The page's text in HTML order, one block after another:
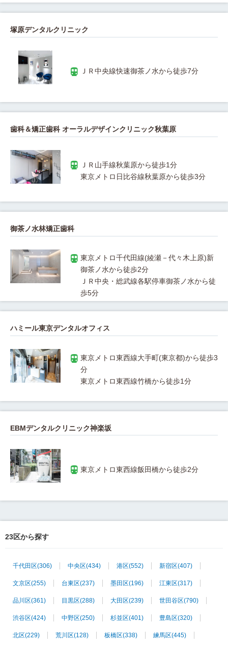
塚原デンタルクリニック
歯科＆矯正歯科 オーラルデザインクリニック秋葉原
御茶ノ水林矯正歯科
東京メトロ千代田線(綾瀬－代々木上原)新
ＪＲ中央・総武線各駅停車御茶ノ水から徒
ハミール東京デンタルオフィス
東京メトロ東西線大手町(東京都)から徒歩3
EBMデンタルクリニック神楽坂
23区から探す
千代田区(306) 中央区(434) 港区(552) 新宿区(407)
文京区(255) 台東区(237) 墨田区(196) 江東区(317)
品川区(361) 目黒区(288) 大田区(239) 世田谷区(790)
渋谷区(424) 中野区(250) 杉並区(401) 豊島区(320)
北区(229) 荒川区(128) 板橋区(338) 練馬区(445)